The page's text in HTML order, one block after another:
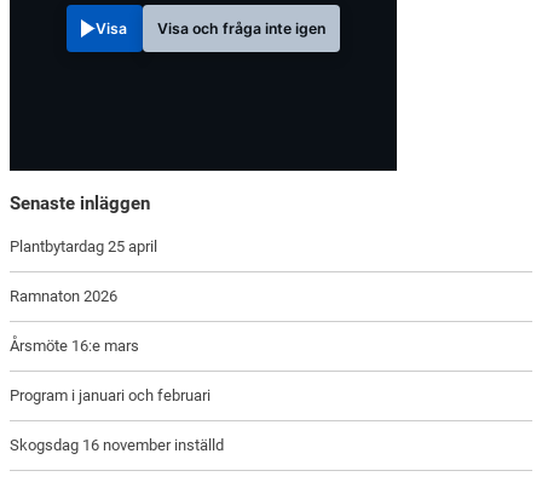
Visa Visa och fråga inte igen
Senaste inläggen
Plantbytardag 25 april
Ramnaton 2026
Årsmöte 16:e mars
Program i januari och februari
Skogsdag 16 november inställd